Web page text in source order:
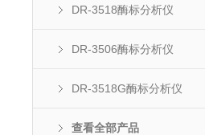
DR-3518酶标分析仪
DR-3506酶标分析仪
DR-3518G酶标分析仪
查看全部产品